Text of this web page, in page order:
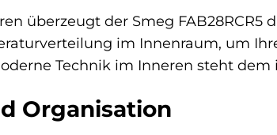
überzeugt der Smeg
im Innenraum, um
Technik im Inneren steht
Organisation